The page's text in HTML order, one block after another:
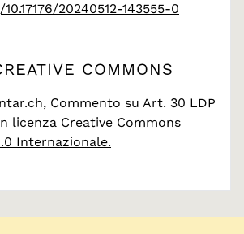
20240512-143555-0
COMMONS
Commento su Art. 30 LDP
licenza Creative Commons
Internazionale.